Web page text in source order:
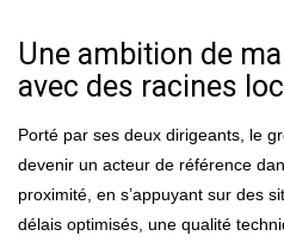
Une ambition de
avec des racines
Porté par ses deux dirigeants, le
devenir un acteur de référence
proximité, en s’appuyant sur des
délais optimisés, une qualité